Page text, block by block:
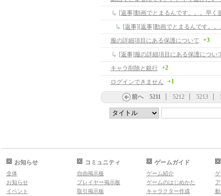
[返事]動画でとまるんです。。。早く
服の詳細項目にある保護について +3
[返事]服の詳細項目にある保護につい
キャラ削除と銀行
+2
ログインできません +1
前へ 5211 5212 5213
お知らせ
全体
お知らせ
イベント
コミュニティ
自由掲示板
プレイヤー掲示板
取引掲示板
ゲームガイド
ゲーム紹介
ゲームのはじめかた
キャラクター作成